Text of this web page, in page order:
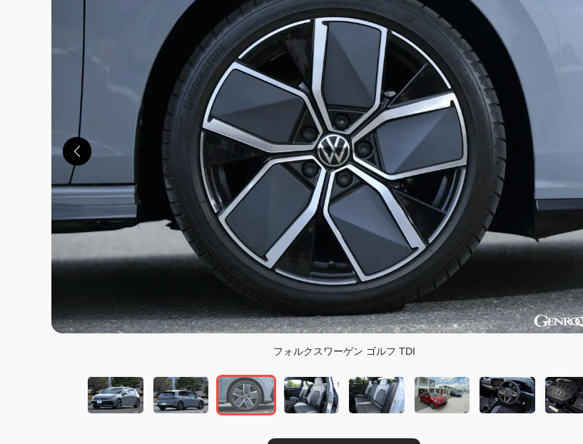
フォルクスワーゲン ゴルフ TDI
この画像の記事を読む